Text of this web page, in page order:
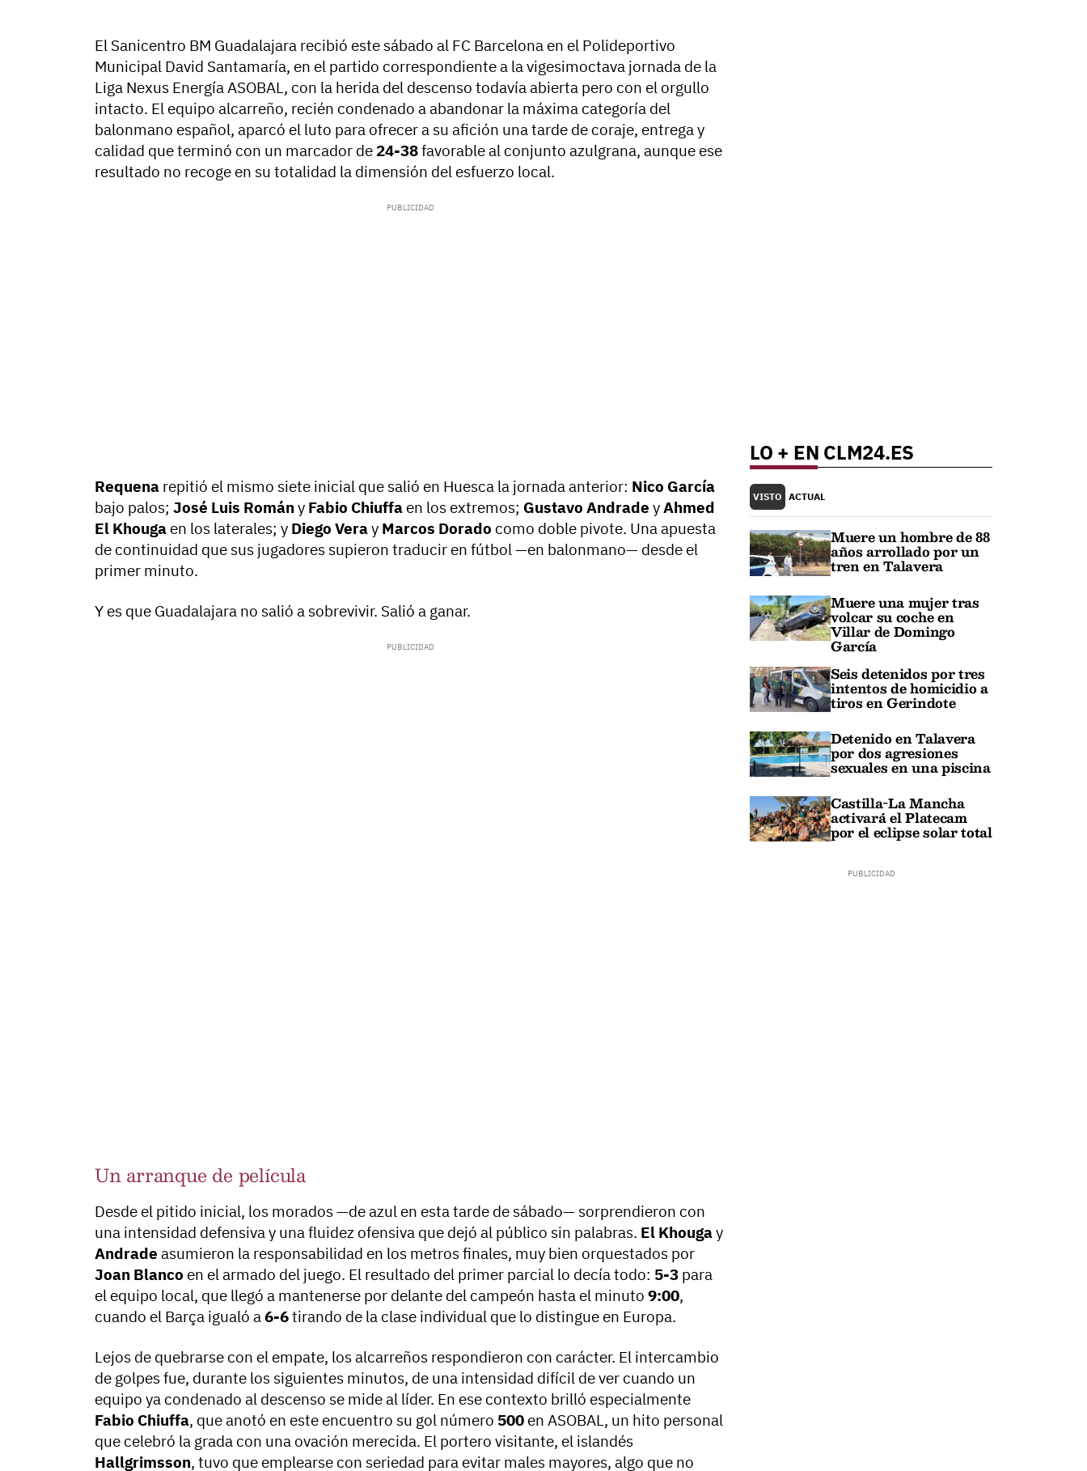
El Sanicentro BM Guadalajara recibió este sábado al FC Barcelona en el Polideportivo
Municipal David Santamaría, en el partido correspondiente a la vigesimoctava jornada de la
Liga Nexus Energía ASOBAL, con la herida del descenso todavía abierta pero con el orgullo
intacto. El equipo alcarreño, recién condenado a abandonar la máxima categoría del
balonmano español, aparcó el luto para ofrecer a su afición una tarde de coraje, entrega y
calidad que terminó con un marcador de 24-38favorable al conjunto azulgrana, aunque ese
resultado no recoge en su totalidad la dimensión del esfuerzo local.
Requena repitió el mismo siete inicial que salió en Huesca la jornada anterior: Nico García
bajo palos; José Luis Romány Fabio Chiuffa en los extremos; Gustavo Andrade yAhmed
El Khouga en los laterales; y Diego Veray Marcos Dorado como doble pivote. Una apuesta
de continuidad que sus jugadores supieron traducir en fútbol —en balonmano— desde el
primer minuto.
Y es que Guadalajara no salió a sobrevivir. Salió a ganar.
Un arranque de película
Desde el pitido inicial, los morados —de azul en esta tarde de sábado— sorprendieron con
una intensidad defensiva y una fluidez ofensiva que dejó al público sin palabras. El Khougay
Andrade asumieron la responsabilidad en los metros finales, muy bien orquestados por
Joan Blanco en el armado del juego. El resultado del primer parcial lo decía todo: 5-3 para
el equipo local, que llegó a mantenerse por delante del campeón hasta el minuto 9:00,
cuando el Barça igualó a6-6tirando de la clase individual que lo distingue en Europa.
Lejos de quebrarse con el empate, los alcarreños respondieron con carácter. El intercambio
de golpes fue, durante los siguientes minutos, de una intensidad difícil de ver cuando un
equipo ya condenado al descenso se mide al líder. En ese contexto brilló especialmente
Fabio Chiuffa, que anotó en este encuentro su gol número 500 en ASOBAL, un hito personal
que celebró la grada con una ovación merecida. El portero visitante, el islandés
Hallgrimsson, tuvo que emplearse con seriedad para evitar males mayores, algo que no
LO + EN CLM24.ES
VISTO ACTUAL
Muere un hombre de 88
años arrollado por un
tren en Talavera
Muere una mujer tras
volcar su coche en
Villar de Domingo
García
Seis detenidos por tres
intentos de homicidio a
tiros en Gerindote
Detenido en Talavera
por dos agresiones
sexuales en una piscina
Castilla-La Mancha
activará el Platecam
por el eclipse solar total